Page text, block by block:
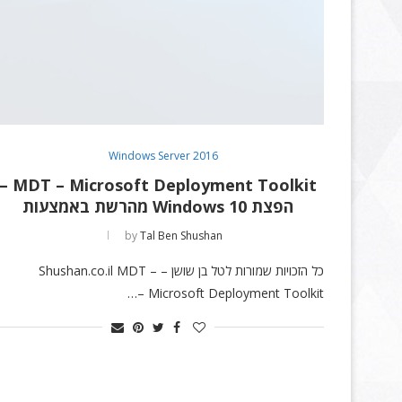
Windows Server 2016
MDT – Microsoft Deployment Toolkit –
הפצת Windows 10 מהרשת באמצעות
byTal Ben Shushan
כל הזכויות שמורות לטל בן שושן – Shushan.co.il MDT –
Microsoft Deployment Toolkit –…